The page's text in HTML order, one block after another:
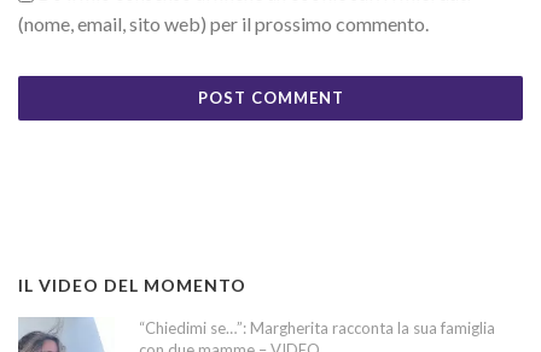
(nome, email, sito web) per il prossimo commento.
IL VIDEO DEL MOMENTO
“Chiedimi se…”: Margherita racconta la sua famiglia